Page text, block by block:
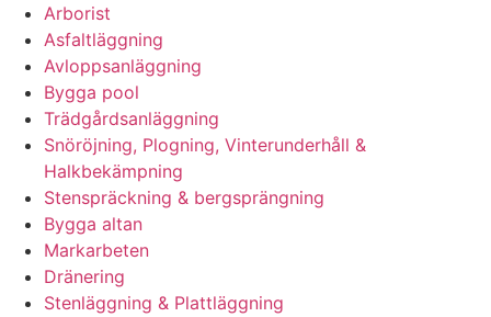
Arborist
Asfaltläggning
Avloppsanläggning
Bygga pool
Trädgårdsanläggning
Snöröjning, Plogning, Vinterunderhåll &
Halkbekämpning
Stenspräckning & bergsprängning
Bygga altan
Markarbeten
Dränering
Stenläggning & Plattläggning